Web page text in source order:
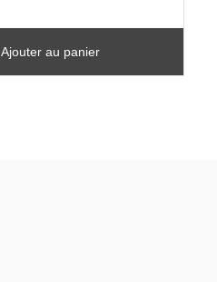
Ajouter au panier